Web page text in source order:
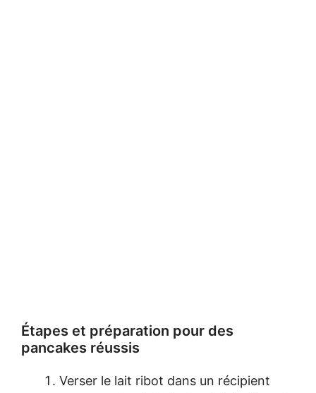
Étapes et préparation pour des
pancakes réussis
Verser le lait ribot dans un récipient